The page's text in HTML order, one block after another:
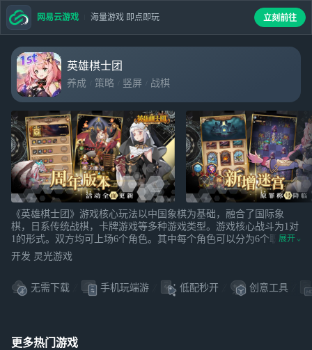
英雄棋士团
养成 策略 竖屏 战棋
《英雄棋士团》游戏核心玩法以中国象棋为基础，融合了国际象
棋，日系传统战棋，卡牌游戏等多种游戏类型。游戏核心战斗为1对
1的形式。双方均可上场6个角色。其中每个角色可以分为6个职业。
其中兵车马炮四个职业为中国象棋同名棋子改编过来，刺客法师则
更偏向国际象棋。
展开
开发 灵光游戏
无需下载 手机玩端游 低配秒开 创意工具
更多热门游戏
网易云游戏 海量游戏 即点即玩 立刻前往